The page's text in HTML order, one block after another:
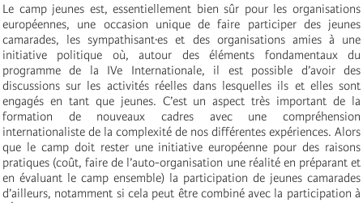
Le camp jeunes est, essentiellement bien sûr pour les organisations
européennes, une occasion unique de faire participer des jeunes
camarades, les sympathisant·es et des organisations amies à une
initiative politique où, autour des éléments fondamentaux du
programme de la IVe Internationale, il est possible d’avoir des
discussions sur les activités réelles dans lesquelles ils et elles sont
engagés en tant que jeunes. C’est un aspect très important de la
formation de nouveaux cadres avec une compréhension
internationaliste de la complexité de nos différentes expériences. Alors
que le camp doit rester une initiative européenne pour des raisons
pratiques (coût, faire de l’auto-organisation une réalité en préparant et
en évaluant le camp ensemble) la participation de jeunes camarades
d’ailleurs, notamment si cela peut être combiné avec la participation à